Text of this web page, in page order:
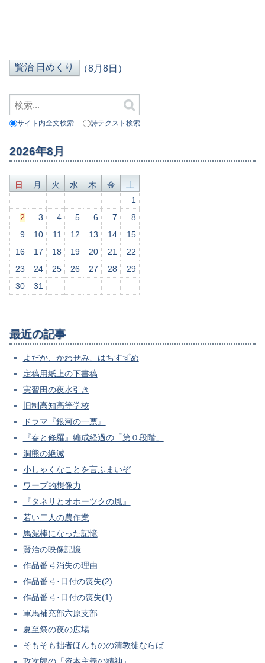
（8月8日）
サイト内全文検索 詩テクスト検索
2026年8月
日 月 火 水 木 金
土
1
2
3 4 5 6 7
8
9
10 11 12 13 14
15
16
17 18 19 20 21
22
23
24 25 26 27 28
29
30
31
最近の記事
よだか、かわせみ、はちすずめ
定稿用紙上の下書稿
実習田の夜水引き
旧制高知高等学校
ドラマ『銀河の一票』
『春と修羅』編成経過の「第０段階」
洞熊の絶滅
小しゃくなことを言ふまいぞ
ワープ的想像力
『タネリとオホーツクの風』
若い二人の農作業
馬泥棒になった記憶
賢治の映像記憶
作品番号消失の理由
作品番号･日付の喪失(2)
作品番号･日付の喪失(1)
軍馬補充部六原支部
夏至祭の夜の広場
そもそも拙者ほんものの清教徒ならば